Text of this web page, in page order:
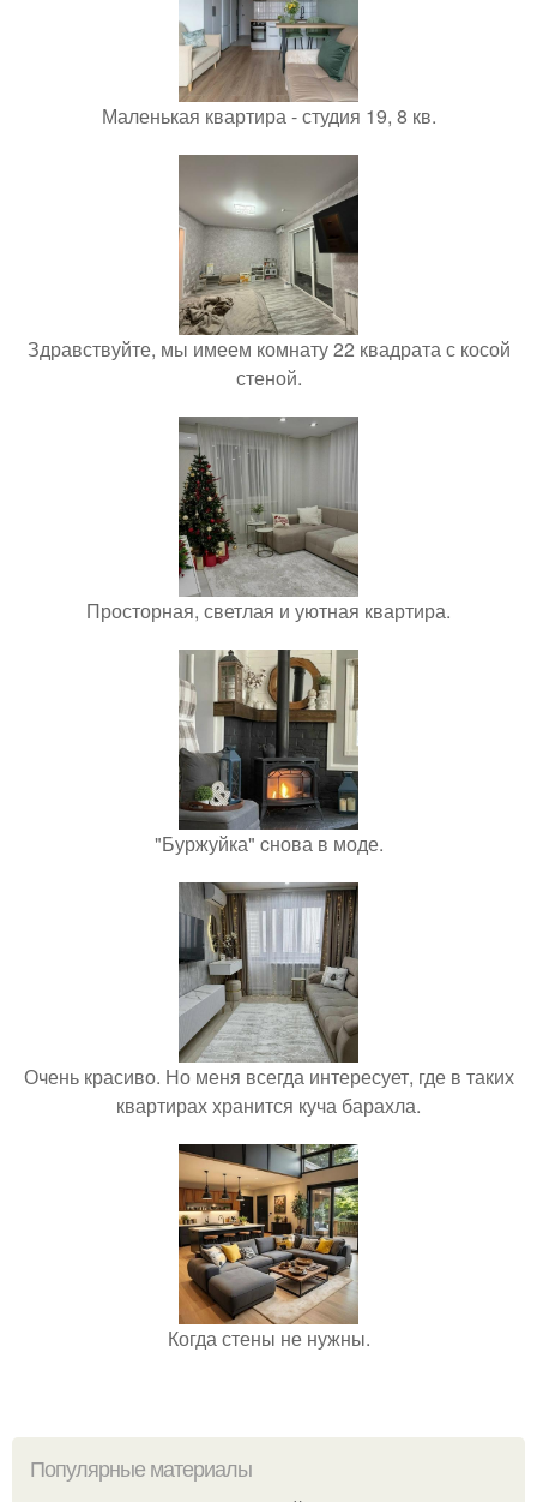
Маленькая квартира - студия 19, 8 кв.
Здравствуйте, мы имеем комнату 22 квадрата с косой
стеной.
Просторная, светлая и уютная квартира.
"Буржуйка" cнова в моде.
Очень красиво. Но меня всегда интересует, где в таких
квартирах хранится куча барахла.
Когда стены не нужны.
Популярные материалы